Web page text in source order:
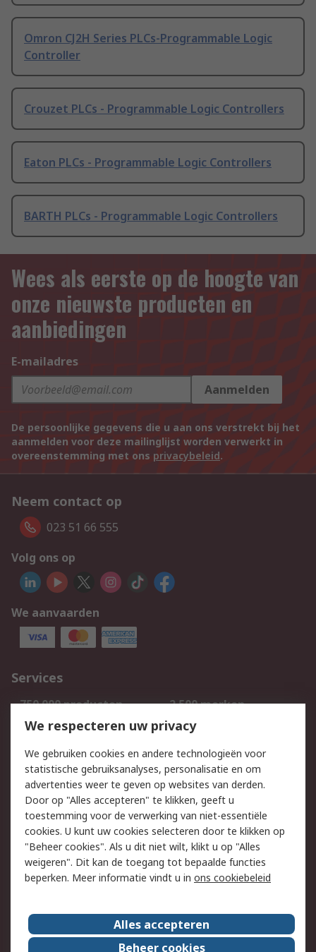
Omron CJ2H Series PLCs-Programmable Logic
Controller
Crouzet PLCs - Programmable Logic Controllers
Eaton PLCs - Programmable Logic Controllers
BARTH PLCs - Programmable Logic Controllers
Wees als eerste op de hoogte van
onze nieuwste producten en
aanbiedingen
E-mailadres
Aanmelden
De persoonlijke gegevens die u aan ons verstrekt bij het
aanmelden voor deze mailinglijst worden verwerkt in
overeenstemming met ons privacybeleid.
Neem contact op
023 51 66 555
Volg ons op
We aanvaarden
Services
750.000 producten
2.500 merken
Bestellen
Inkoopoplossingen
Track & Trace
Wettelijk
Cookiebeleid
Email veiligheid
Privacybeleid
Websitevoorwaarden
Algemene
verkoopvoorwaarden
Over RS
RS Group Over ons
We respecteren uw privacy
We gebruiken cookies en andere technologieën voor
statistische gebruiksanalyses, personalisatie en om
advertenties weer te geven op websites van derden.
Door op "Alles accepteren" te klikken, geeft u
toestemming voor de verwerking van niet-essentiële
cookies. U kunt uw cookies selecteren door te klikken op
"Beheer cookies". Als u dit niet wilt, klikt u op "Alles
weigeren". Dit kan de toegang tot bepaalde functies
beperken. Meer informatie vindt u in ons cookiebeleid
Alles accepteren
Beheer cookies